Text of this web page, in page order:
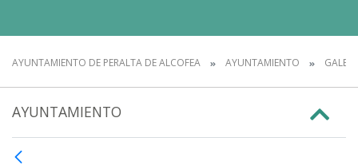
AYUNTAMIENTO DE PERALTA DE ALCOFEA AYUNTAMIENTO
AYUNTAMIENTO